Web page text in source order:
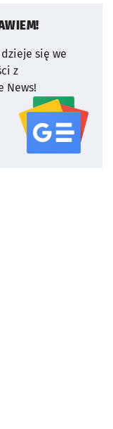
się we
z
News!
serwisu